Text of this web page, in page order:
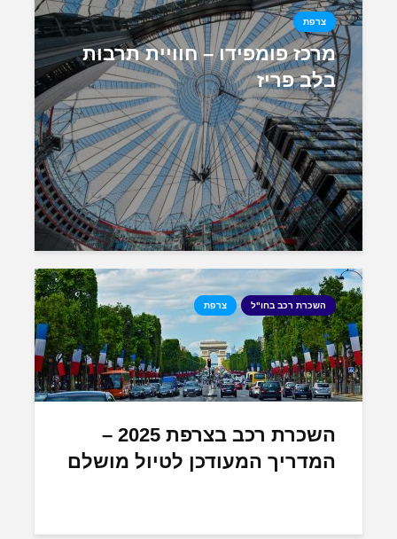
צרפת
מרכז פומפידו – חוויית תרבות
בלב פריז
השכרת רכב בחו"ל צרפת
השכרת רכב בצרפת 2025 –
המדריך המעודכן לטיול מושלם